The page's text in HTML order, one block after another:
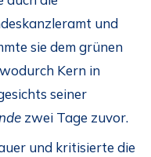
und
sie dem grünen
Kern in
seiner
zwei Tage zuvor.
und kritisierte die